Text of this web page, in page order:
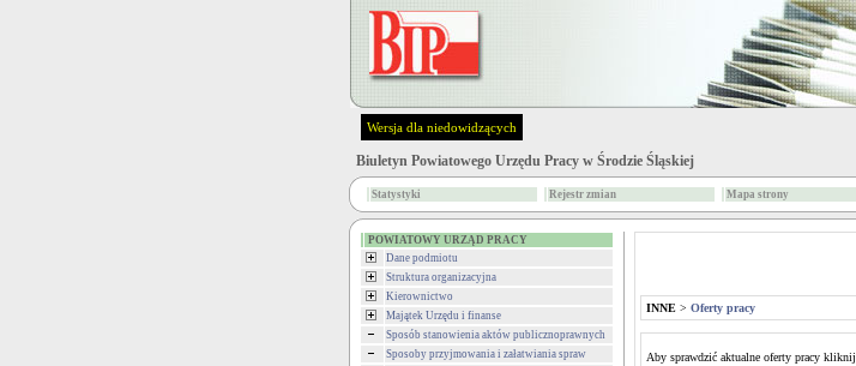
Wersja dla niedowidzących
Biuletyn Powiatowego Urzędu Pracy w Środzie Śląskiej
Statystyki Rejestr zmian Mapa strony
POWIATOWY URZĄD PRACY
Dane podmiotu
Struktura organizacyjna
Kierownictwo
Majątek Urzędu i finanse
Sposób stanowienia aktów publicznoprawnych
Sposoby przyjmowania i załatwiania spraw
INNE > Oferty pracy
Aby sprawdzić aktualne oferty pracy kliknij